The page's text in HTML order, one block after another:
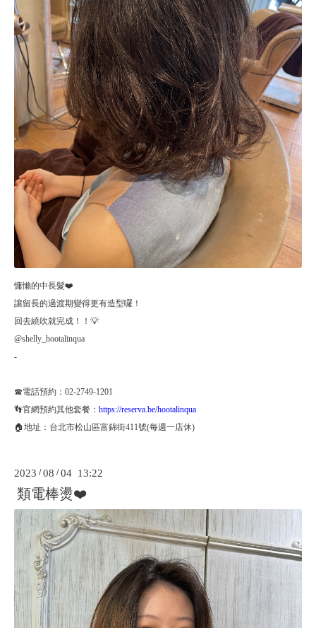
慵懶的中長髮❤️
讓留長的過渡期變得更有造型囉！
回去繞吹就完成！！💡
@shelly_hootalinqua
-
☎電話預約：02-2749-1201
👣官網預約其他套餐： https://reserva.be/hootalinqua
🏠地址：台北市松山區富錦街411號(每週一店休)
2023 /08 /04 13:22
類電棒燙❤️